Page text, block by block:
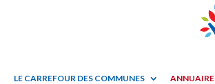
LE CARREFOUR DES COMMUNES ANNUAIRE